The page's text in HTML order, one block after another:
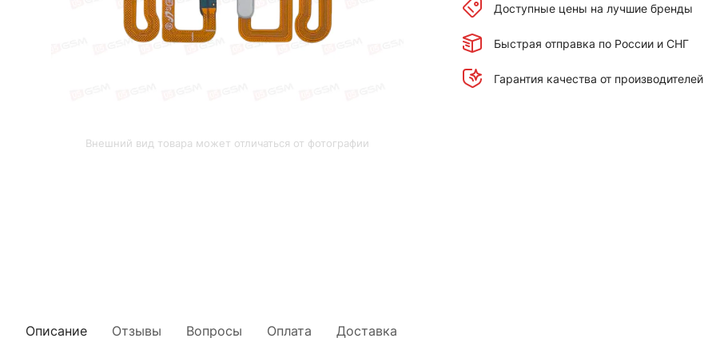
Внешний вид товара может отличаться от фотографии
Доступные цены на лучшие бренды
Быстрая отправка по России и СНГ
Гарантия качества от производителей
Описание Отзывы Вопросы Оплата Доставка